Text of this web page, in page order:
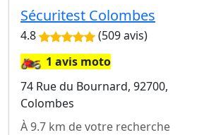
Sécuritest Colombes
4.8 (509 avis)
🏍️1 avis moto
74 Rue du Bournard, 92700,
Colombes
À 9.7 km de votre recherche